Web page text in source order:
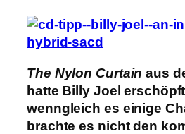
The Nylon Curtain aus
hatte Billy Joel
wenngleich es einige
brachte es nicht den